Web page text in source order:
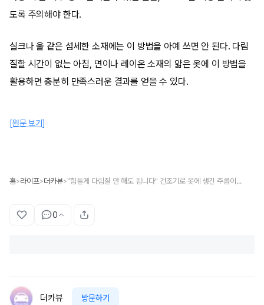
도록 주의해야 한다.
실크나 울 같은 섬세한 소재에는 이 방법을 아예 쓰면 안 된다. 다림
질할 시간이 없는 아침, 면이나 레이온 소재의 얇은 옷에 이 방법을
활용하면 충분히 만족스러운 결과를 얻을 수 있다.
[원문 보기]
홈>라이프>더카뷰> "힘들게 다림질 안 해도 됩니다" 건조기로 옷에 생긴 주름이나 구김 없애는 간단한 방법
0
더카뷰 방문하기